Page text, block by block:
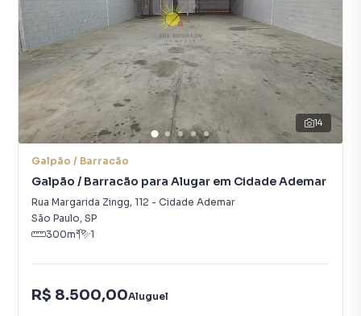
14
Galpão / Barracão
Galpão / Barracão para Alugar em Cidade Ademar
Rua Margarida Zingg, 112 - Cidade Ademar
São Paulo, SP
300m² 1
R$ 8.500,00Aluguel